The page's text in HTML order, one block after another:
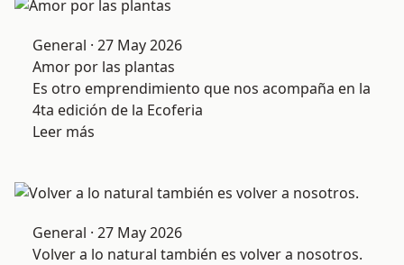
General · 27 May 2026
Amor por las plantas
Es otro emprendimiento que nos acompaña en la
4ta edición de la Ecoferia
Leer más
General · 27 May 2026
Volver a lo natural también es volver a nosotros.